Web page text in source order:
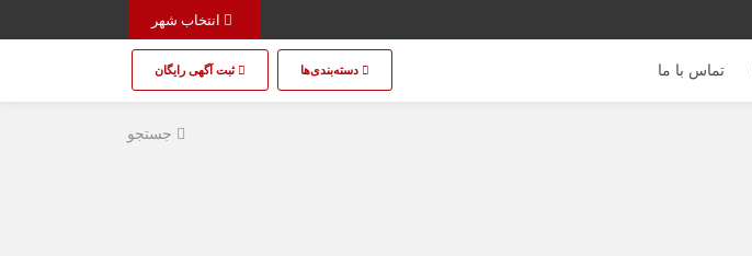
تماس با ما دسته‌بندی‌ها ثبت آگهی رایگان
جستجو